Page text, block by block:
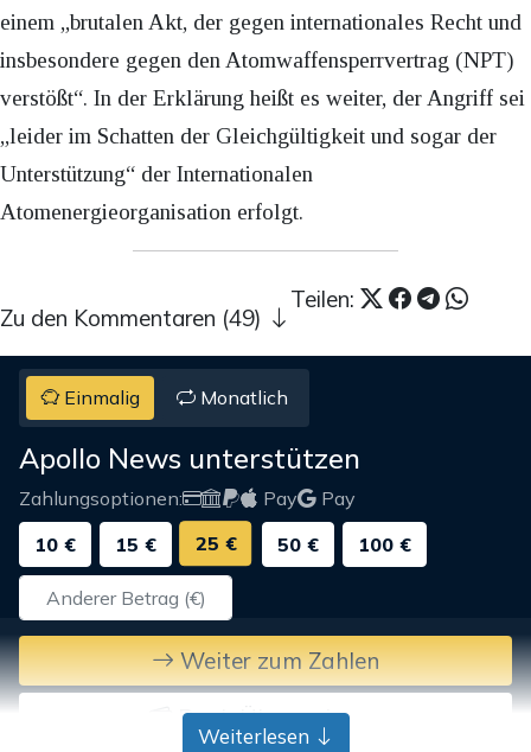
einem „brutalen Akt, der gegen internationales Recht und
insbesondere gegen den Atomwaffensperrvertrag (NPT)
verstößt“. In der Erklärung heißt es weiter, der Angriff sei
„leider im Schatten der Gleichgültigkeit und sogar der
Unterstützung“ der Internationalen
Atomenergieorganisation erfolgt.
Teilen:
Zu den Kommentaren (49)
Einmalig Monatlich
Apollo News unterstützen
Zahlungsoptionen: Pay
Pay
10 €
15 € 25 € 50 € 100 €
Weiter zum Zahlen
Bank-Überweisung
Weiterlesen